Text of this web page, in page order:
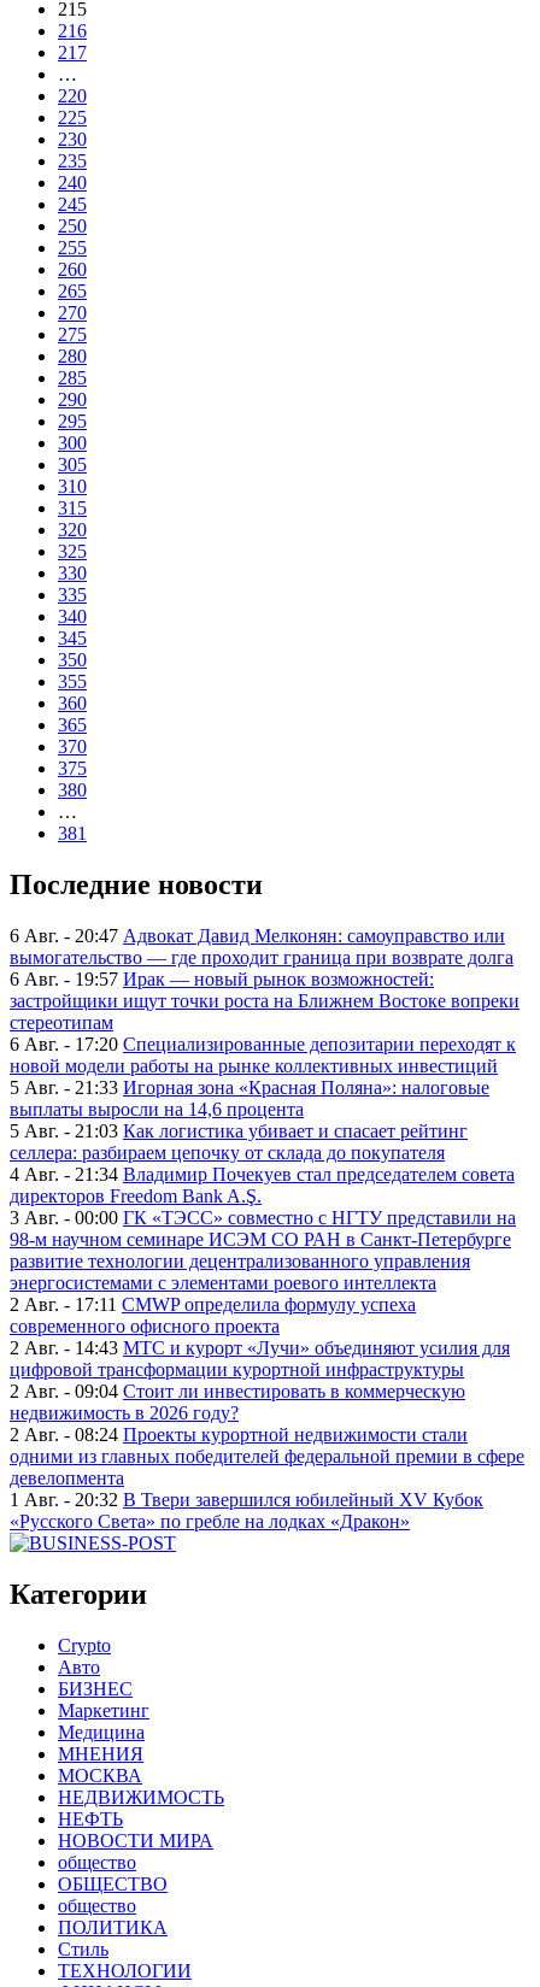
215
216
217
…
220
225
230
235
240
245
250
255
260
265
270
275
280
285
290
295
300
305
310
315
320
325
330
335
340
345
350
355
360
365
370
375
380
…
381
Последние новости
6 Авг. - 20:47 Адвокат Давид Мелконян: самоуправство или
вымогательство — где проходит граница при возврате долга
6 Авг. - 19:57 Ирак — новый рынок возможностей:
застройщики ищут точки роста на Ближнем Востоке вопреки
стереотипам
6 Авг. - 17:20 Специализированные депозитарии переходят к
новой модели работы на рынке коллективных инвестиций
5 Авг. - 21:33 Игорная зона «Красная Поляна»: налоговые
выплаты выросли на 14,6 процента
5 Авг. - 21:03 Как логистика убивает и спасает рейтинг
селлера: разбираем цепочку от склада до покупателя
4 Авг. - 21:34 Владимир Почекуев стал председателем совета
директоров Freedom Bank A.Ş.
3 Авг. - 00:00 ГК «ТЭСС» совместно с НГТУ представили на
98-м научном семинаре ИСЭМ СО РАН в Санкт-Петербурге
развитие технологии децентрализованного управления
энергосистемами с элементами роевого интеллекта
2 Авг. - 17:11 CMWP определила формулу успеха
современного офисного проекта
2 Авг. - 14:43 МТС и курорт «Лучи» объединяют усилия для
цифровой трансформации курортной инфраструктуры
2 Авг. - 09:04 Стоит ли инвестировать в коммерческую
недвижимость в 2026 году?
2 Авг. - 08:24 Проекты курортной недвижимости стали
одними из главных победителей федеральной премии в сфере
девелопмента
1 Авг. - 20:32 В Твери завершился юбилейный XV Кубок
«Русского Света» по гребле на лодках «Дракон»
Категории
Crypto
Авто
БИЗНЕС
Маркетинг
Медицина
МНЕНИЯ
МОСКВА
НЕДВИЖИМОСТЬ
НЕФТЬ
НОВОСТИ МИРА
общество
ОБЩЕСТВО
общество
ПОЛИТИКА
Стиль
ТЕХНОЛОГИИ